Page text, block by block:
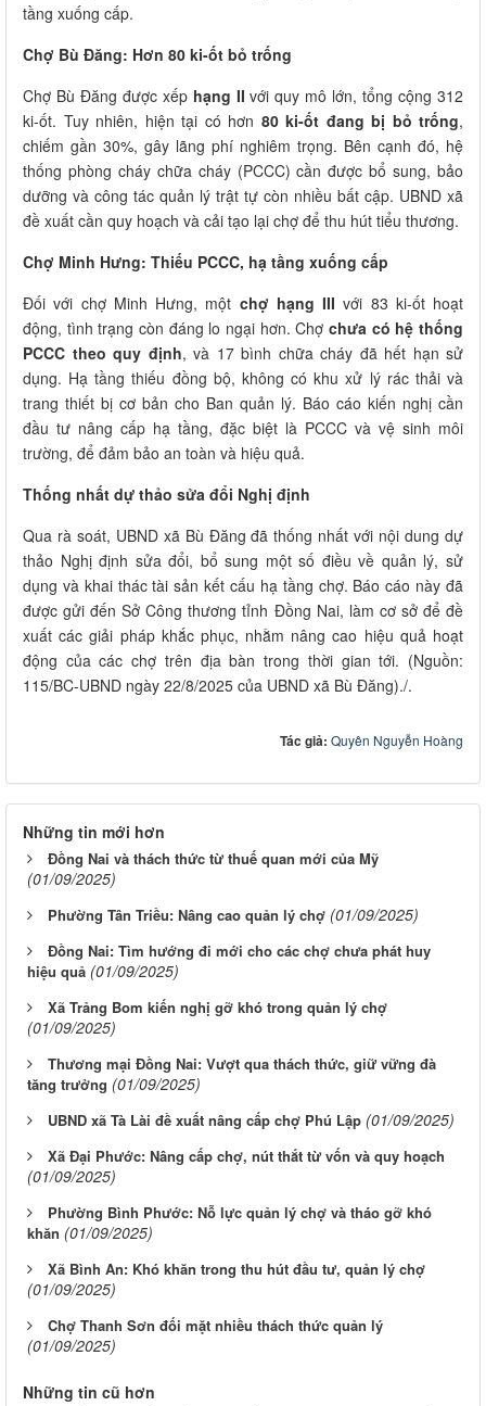
tầng xuống cấp.
Chợ Bù Đăng: Hơn 80 ki-ốt bỏ trống
Chợ Bù Đăng được xếp hạng II với quy mô lớn, tổng cộng 312
ki-ốt. Tuy nhiên, hiện tại có hơn 80 ki-ốt đang bị bỏ trống,
chiếm gần 30%, gây lãng phí nghiêm trọng. Bên cạnh đó, hệ
thống phòng cháy chữa cháy (PCCC) cần được bổ sung, bảo
dưỡng và công tác quản lý trật tự còn nhiều bất cập. UBND xã
đề xuất cần quy hoạch và cải tạo lại chợ để thu hút tiểu thương.
Chợ Minh Hưng: Thiếu PCCC, hạ tầng xuống cấp
Đối với chợ Minh Hưng, một chợ hạng III với 83 ki-ốt hoạt
động, tình trạng còn đáng lo ngại hơn. Chợ chưa có hệ thống
PCCC theo quy định, và 17 bình chữa cháy đã hết hạn sử
dụng. Hạ tầng thiếu đồng bộ, không có khu xử lý rác thải và
trang thiết bị cơ bản cho Ban quản lý. Báo cáo kiến nghị cần
đầu tư nâng cấp hạ tầng, đặc biệt là PCCC và vệ sinh môi
trường, để đảm bảo an toàn và hiệu quả.
Thống nhất dự thảo sửa đổi Nghị định
Qua rà soát, UBND xã Bù Đăng đã thống nhất với nội dung dự
thảo Nghị định sửa đổi, bổ sung một số điều về quản lý, sử
dụng và khai thác tài sản kết cấu hạ tầng chợ. Báo cáo này đã
được gửi đến Sở Công thương tỉnh Đồng Nai, làm cơ sở để đề
xuất các giải pháp khắc phục, nhằm nâng cao hiệu quả hoạt
động của các chợ trên địa bàn trong thời gian tới. (Nguồn:
115/BC-UBND ngày 22/8/2025 của UBND xã Bù Đăng)./.
Tác giả: Quyên Nguyễn Hoàng
Những tin mới hơn
Đồng Nai và thách thức từ thuế quan mới của Mỹ
(01/09/2025)
Phường Tân Triều: Nâng cao quản lý chợ (01/09/2025)
Đồng Nai: Tìm hướng đi mới cho các chợ chưa phát huy
hiệu quả (01/09/2025)
Xã Trảng Bom kiến nghị gỡ khó trong quản lý chợ
(01/09/2025)
Thương mại Đồng Nai: Vượt qua thách thức, giữ vững đà
tăng trưởng (01/09/2025)
UBND xã Tà Lài đề xuất nâng cấp chợ Phú Lập (01/09/2025)
Xã Đại Phước: Nâng cấp chợ, nút thắt từ vốn và quy hoạch
(01/09/2025)
Phường Bình Phước: Nỗ lực quản lý chợ và tháo gỡ khó
khăn (01/09/2025)
Xã Bình An: Khó khăn trong thu hút đầu tư, quản lý chợ
(01/09/2025)
Chợ Thanh Sơn đối mặt nhiều thách thức quản lý
(01/09/2025)
Những tin cũ hơn